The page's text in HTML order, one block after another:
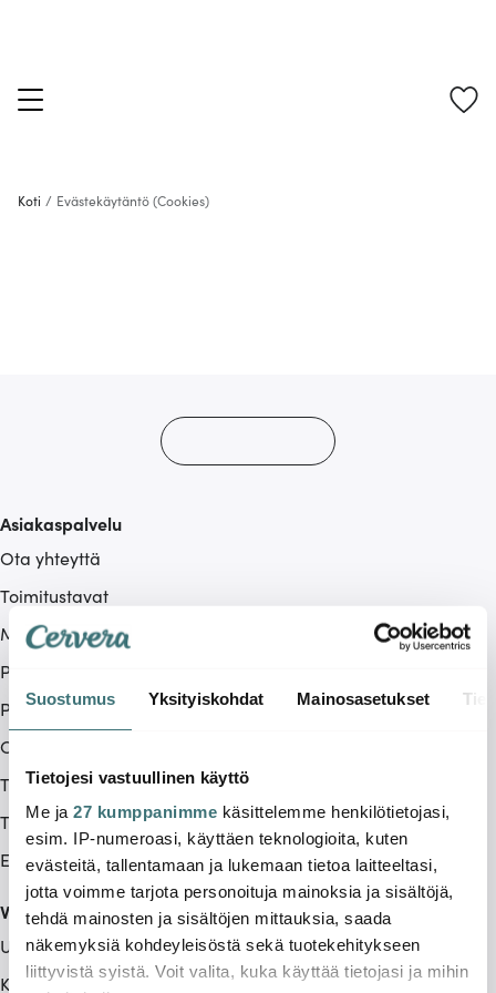
Suostumus Yksityiskohdat Mainosasetukset
Tietojesi vastuullinen käyttö
Me ja 27 kumppanimme käsittelemme henkilötietojasi,
esim. IP-numeroasi, käyttäen teknologioita, kuten
evästeitä, tallentamaan ja lukemaan tietoa laitteeltasi,
jotta voimme tarjota personoituja mainoksia ja sisältöjä,
tehdä mainosten ja sisältöjen mittauksia, saada
näkemyksiä kohdeyleisöstä sekä tuotekehitykseen
liittyvistä syistä. Voit valita, kuka käyttää tietojasi ja mihin
Koti / Evästekäytäntö (Cookies)
Asiakaspalvelu
Ota yhteyttä
Toimitustavat
Maksutavat
Peruuttamisoikeus
Palautus & reklamaatio
Ostoehdot
Tietoa meistä
Tietosuojakäytäntö
Evästekäytäntö (Cookies)
Valikoima
Uutuudet
Keittiökoneet